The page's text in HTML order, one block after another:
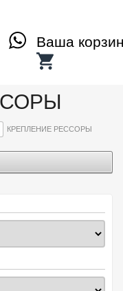
Ваша
КРЕПЛЕНИЕ РЕССОРЫ